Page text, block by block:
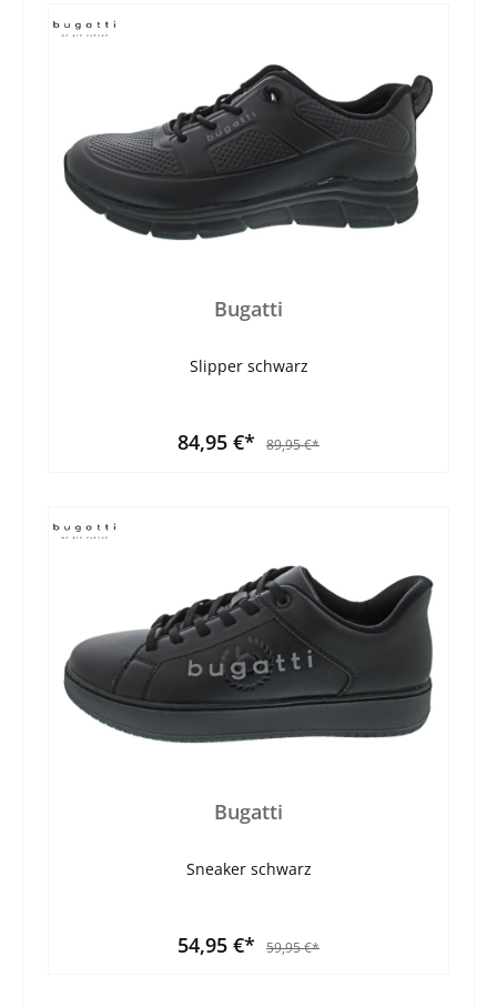
Bugatti
Slipper schwarz
84,95 €* 89,95 €*
Bugatti
Sneaker schwarz
54,95 €* 59,95 €*